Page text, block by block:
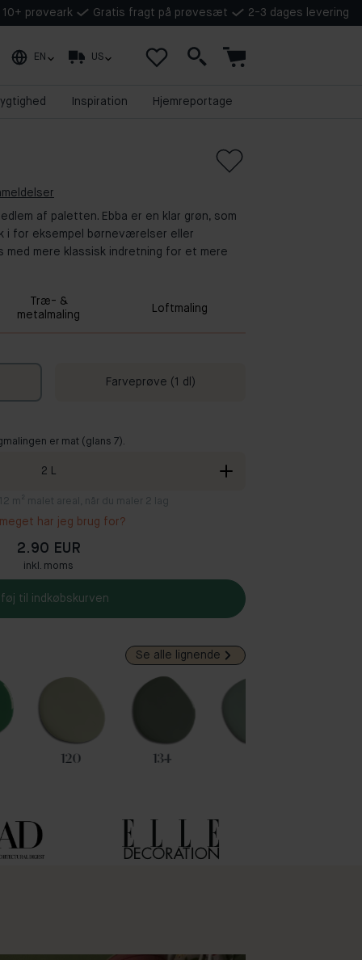
prøveark Gratis fragt på prøvesæt 2-3 dages levering
EN US
Inspiration Hjemreportage
af paletten. Ebba er en klar grøn, som
i for eksempel børneværelser eller
mere klassisk indretning for et mere
Træ- &
metalmaling
Loftmaling
Farveprøve (1 dl)
er mat (glans 7).
2 L
m² malet areal, når du maler 2 lag
har jeg brug for?
2.90 EUR
inkl. moms
til indkøbskurven
Se alle lignende
120 134